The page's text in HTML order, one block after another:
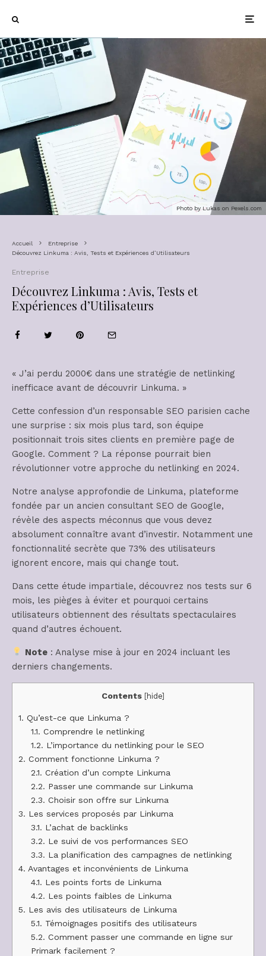
Photo by Lukas on Pexels.com
Accueil
Entreprise
Découvrez Linkuma : Avis, Tests et Expériences d’Utilisateurs
Entreprise
Découvrez Linkuma : Avis, Tests et
Expériences d’Utilisateurs
« J’ai perdu 2000€ dans une stratégie de netlinking
inefficace avant de découvrir Linkuma. »
Cette confession d’un responsable SEO parisien cache
une surprise : six mois plus tard, son équipe
positionnait trois sites clients en première page de
Google. Comment ? La réponse pourrait bien
révolutionner votre approche du netlinking en 2024.
Notre analyse approfondie de Linkuma, plateforme
fondée par un ancien consultant SEO de Google,
révèle des aspects méconnus que vous devez
absolument connaître avant d’investir. Notamment une
fonctionnalité secrète que 73% des utilisateurs
ignorent encore, mais qui change tout.
Dans cette étude impartiale, découvrez nos tests sur 6
mois, les pièges à éviter et pourquoi certains
utilisateurs obtiennent des résultats spectaculaires
quand d’autres échouent.
Note : Analyse mise à jour en 2024 incluant les
derniers changements.
Contents [hide]
1. Qu’est-ce que Linkuma ?
1.1. Comprendre le netlinking
1.2. L’importance du netlinking pour le SEO
2. Comment fonctionne Linkuma ?
2.1. Création d’un compte Linkuma
2.2. Passer une commande sur Linkuma
2.3. Choisir son offre sur Linkuma
3. Les services proposés par Linkuma
3.1. L’achat de backlinks
3.2. Le suivi de vos performances SEO
3.3. La planification des campagnes de netlinking
4. Avantages et inconvénients de Linkuma
4.1. Les points forts de Linkuma
4.2. Les points faibles de Linkuma
5. Les avis des utilisateurs de Linkuma
5.1. Témoignages positifs des utilisateurs
5.2. Comment passer une commande en ligne sur
Primark facilement ?